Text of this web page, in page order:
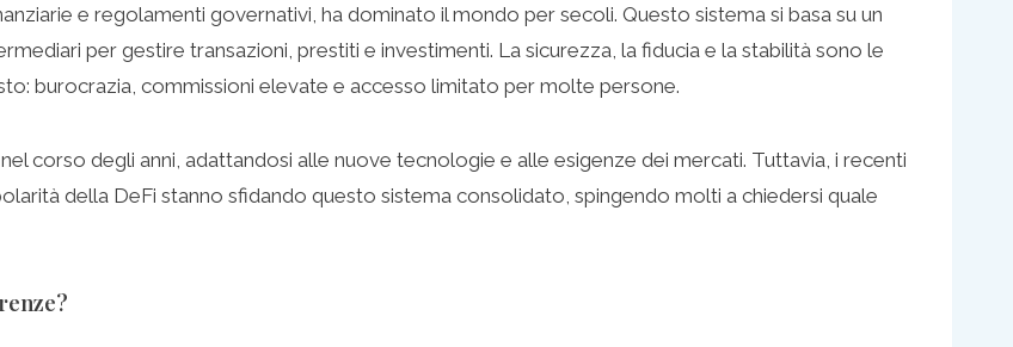
e regolamenti governativi, ha dominato il mondo per secoli. Questo sistema si basa su un
per gestire transazioni, prestiti e investimenti. La sicurezza, la fiducia e la stabilità sono le
burocrazia, commissioni elevate e accesso limitato per molte persone.
corso degli anni, adattandosi alle nuove tecnologie e alle esigenze dei mercati. Tuttavia, i recenti
della DeFi stanno sfidando questo sistema consolidato, spingendo molti a chiedersi quale